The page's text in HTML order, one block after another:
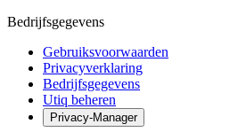
Bedrijfsgegevens
Gebruiksvoorwaarden
Privacyverklaring
Bedrijfsgegevens
Utiq beheren
Privacy-Manager